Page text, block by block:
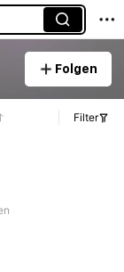
Folgen
Filter